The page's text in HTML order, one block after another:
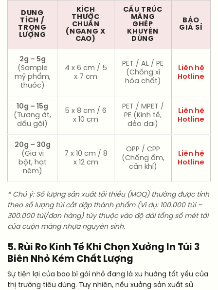
DUNG
TÍCH /
TRỌNG
LƯỢNG
KÍCH
THƯỚC
CHUẨN
(NGANG X
CAO)
CẤU TRÚC
MÀNG
GHÉP
KHUYÊN
DÙNG
BÁO
GIÁ SỈ
2g – 5g
(Sample
mỹ phẩm,
thuốc)
4 x 6 cm / 5
x 7 cm
PET / AL / PE
(Chống xì
hóa chất)
Liên hệ
Hotline
10g – 15g
(Tương ớt,
dầu gội)
5 x 8 cm / 6
x 10 cm
PET / MPET /
PE (Kinh tế,
dẻo dai)
Liên hệ
Hotline
20g – 30g
(Gia vị
bột, hạt
nêm)
7 x 10 cm / 8
x 12 cm
OPP / CPP
(Chống ẩm,
cản khí)
Liên hệ
Hotline
* Chú ý: Số lượng sản xuất tối thiểu (MOQ) thường được tính
theo số lượng túi cắt dập thành phẩm (Ví dụ: 100.000 túi –
300.000 túi/đơn hàng) tùy thuộc vào độ dài tổng số mét tới
của cuộn màng nhựa nguyên sinh.
5. Rủi Ro Kinh Tế Khi Chọn Xưởng In Túi 3
Biên Nhỏ Kém Chất Lượng
Sự tiện lợi của bao bì gói nhỏ đang là xu hướng tất yếu của
thị trường tiêu dùng. Tuy nhiên, nếu xưởng sản xuất sử